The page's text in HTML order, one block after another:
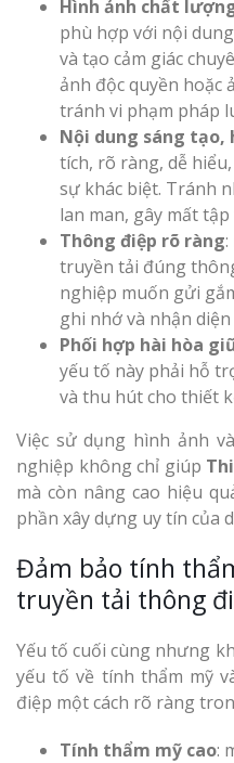
Hình ảnh chất
phù hợp với nội
và tạo cảm giác
ảnh độc quyền hoặc
tránh vi phạm pháp
Nội dung sáng tạo,
tích, rõ ràng, dễ
sự khác biệt. Tránh
lan man, gây mất
Thông điệp rõ ràng
truyền tải đúng
nghiệp muốn gửi
ghi nhớ và nhận
Phối hợp hài hòa
yếu tố này phải hỗ
và thu hút cho thiết
Việc sử dụng hình ảnh
nghiệp không chỉ giúp
mà còn nâng cao hiệu
phần xây dựng uy tín của
Đảm bảo tính
truyền tải thông
Yếu tố cuối cùng nhưng
yếu tố về tính thẩm mỹ
điệp một cách rõ ràng
Tính thẩm mỹ cao: